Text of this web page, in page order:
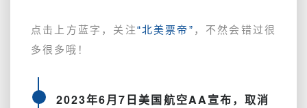
国
削
点击上方蓝字，关注“北美票帝” ，不然会错过很
多很多哦！
2023年6月7日美国航空AA宣布，取消